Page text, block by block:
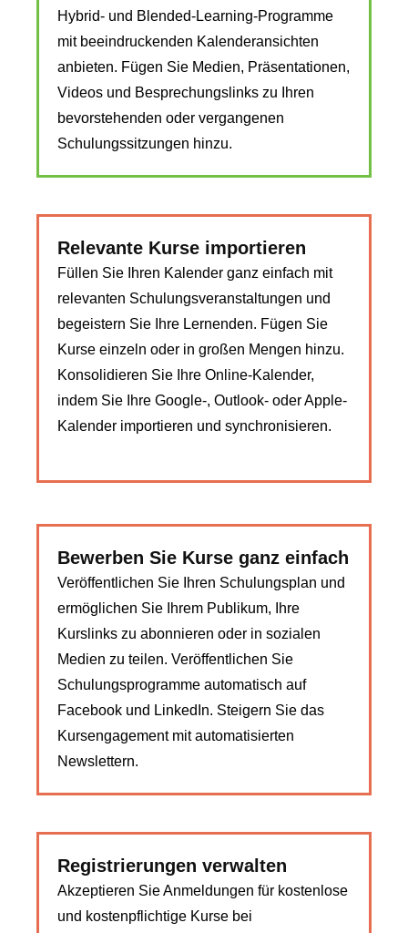
Hybrid- und Blended-Learning-Programme
mit beeindruckenden Kalenderansichten
anbieten. Fügen Sie Medien, Präsentationen,
Videos und Besprechungslinks zu Ihren
bevorstehenden oder vergangenen
Schulungssitzungen hinzu.
Relevante Kurse importieren
Füllen Sie Ihren Kalender ganz einfach mit
relevanten Schulungsveranstaltungen und
begeistern Sie Ihre Lernenden. Fügen Sie
Kurse einzeln oder in großen Mengen hinzu.
Konsolidieren Sie Ihre Online-Kalender,
indem Sie Ihre Google-, Outlook- oder Apple-
Kalender importieren und synchronisieren.
Bewerben Sie Kurse ganz einfach
Veröffentlichen Sie Ihren Schulungsplan und
ermöglichen Sie Ihrem Publikum, Ihre
Kurslinks zu abonnieren oder in sozialen
Medien zu teilen. Veröffentlichen Sie
Schulungsprogramme automatisch auf
Facebook und LinkedIn. Steigern Sie das
Kursengagement mit automatisierten
Newslettern.
Registrierungen verwalten
Akzeptieren Sie Anmeldungen für kostenlose
und kostenpflichtige Kurse bei